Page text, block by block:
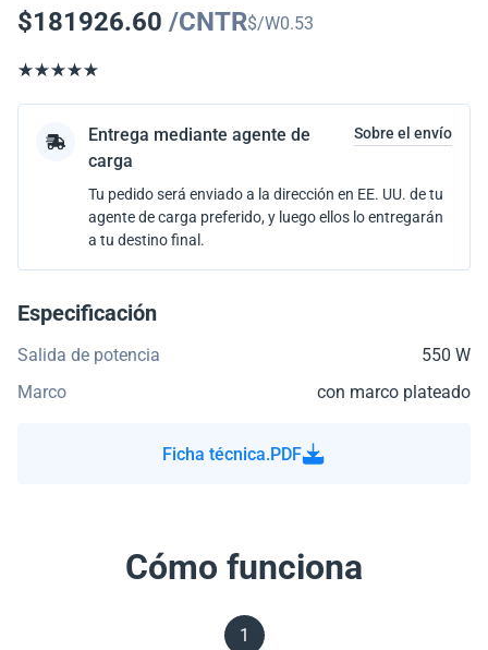
$181926.60 /CNTR$/W0.53
Entrega mediante agente de
carga
Sobre el envío
Tu pedido será enviado a la dirección en EE. UU. de tu
agente de carga preferido, y luego ellos lo entregarán
a tu destino final.
Especificación
Salida de potencia
550 W
Marco
con marco plateado
Ficha técnica.PDF
Cómo funciona
1